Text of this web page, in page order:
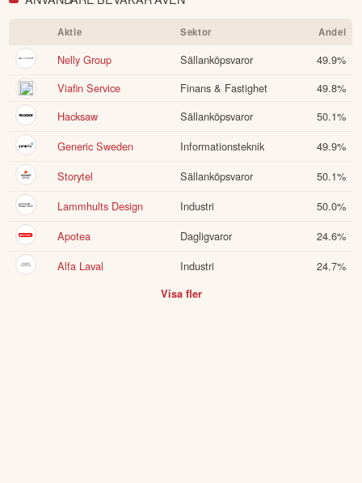
Aktie Sektor Andel
Nelly Group Sällanköpsvaror 49.9%
Viafin Service
Finans & Fastighet 49.8%
Hacksaw
Sällanköpsvaror 50.1%
Generic Sweden
Informationsteknik 49.9%
Storytel
Sällanköpsvaror 50.1%
Lammhults Design
Industri 50.0%
Apotea
Dagligvaror 24.6%
Alfa Laval
Industri 24.7%
Visa fler